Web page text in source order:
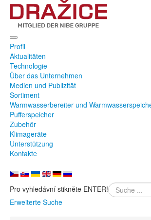
Profil
Aktualitäten
Technologie
Über das Unternehmen
Medien und Publizität
Sortiment
Warmwasserbereiter und
Pufferspeicher
Zubehör
Klimageräte
Unterstützung
Kontakte
Pro vyhledávní stikněte ENTER!
Erweiterte Suche